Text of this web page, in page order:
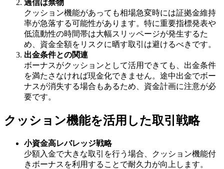
過信は禁物
クッション機能があっても相場急変時には証拠金維持
率が急落する可能性があります。特に重要指標発表や
低流動性の時間帯は大幅スリッページが発生するた
め、資金全額をリスクに晒す取引は避けるべきです。
出金条件との関連
ボーナスがクッションとして活用できても、出金条件
を満たさなければ現金化できません。途中出金でボー
ナスが消失する場合もあるため、資金計画に注意が必
要です。
クッション機能を活用した取引戦略
小資金高レバレッジ戦略
少額入金で大きな取引を行う場合、クッション機能付
きボーナスを利用することで耐久力が向上します。